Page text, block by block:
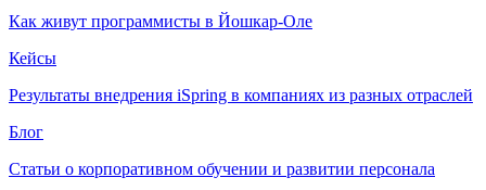
Как живут программисты в Йошкар‑Оле
Кейсы
Результаты внедрения iSpring в компаниях из разных отраслей
Блог
Статьи о корпоративном обучении и развитии персонала